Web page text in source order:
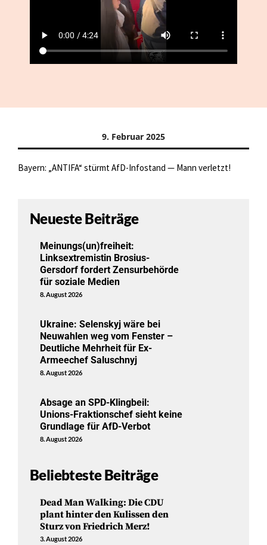
9. Februar 2025
Bayern: „ANTIFA“ stürmt AfD-Infostand — Mann verletzt!
Neueste Beiträge
Meinungs(un)freiheit:
Linksextremistin Brosius-
Gersdorf fordert Zensurbehörde
für soziale Medien
8. August 2026
Ukraine: Selenskyj wäre bei
Neuwahlen weg vom Fenster –
Deutliche Mehrheit für Ex-
Armeechef Saluschnyj
8. August 2026
Absage an SPD-Klingbeil:
Unions-Fraktionschef sieht keine
Grundlage für AfD-Verbot
8. August 2026
Beliebteste Beiträge
Dead Man Walking: Die CDU
plant hinter den Kulissen den
Sturz von Friedrich Merz!
3. August 2026